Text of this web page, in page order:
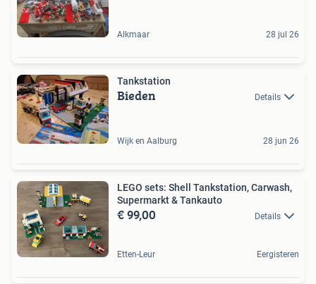
Alkmaar 28 jul 26
Tankstation
Bieden Details
Wijk en Aalburg 28 jun 26
LEGO sets: Shell Tankstation, Carwash,
Supermarkt & Tankauto
€ 99,00 Details
Etten-Leur Eergisteren